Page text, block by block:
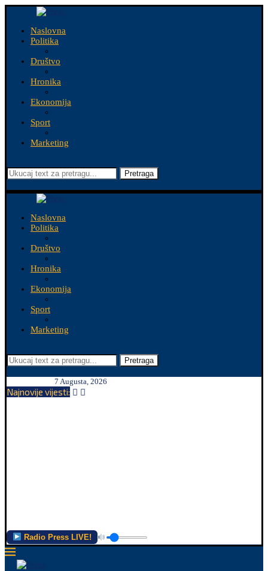
Naslovna
Politika
Društvo
Hronika
Ekonomija
Sport
Marketing
Pretraga
Naslovna
Politika
Društvo
Hronika
Ekonomija
Sport
Marketing
Pretraga
7 Augusta, 2026
Najnovije vijesti:
Radio Press LIVE!